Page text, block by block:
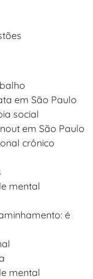
em São Paulo
social
em São Paulo
crônico
mental
é
mental